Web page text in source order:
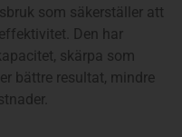
som säkerställer att
Den har
skärpa som
bättre resultat, mindre